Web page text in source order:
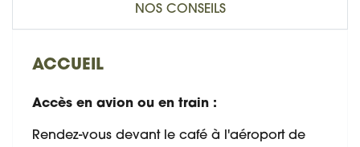
NOS CONSEILS
ACCUEIL
Accès en avion ou en train :
Rendez-vous devant le café à l'aéroport de